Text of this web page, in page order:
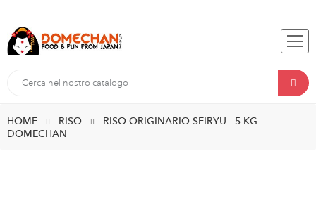
HOME RISO
RISO ORIGINARIO SEIRYU - 5 KG -
DOMECHAN